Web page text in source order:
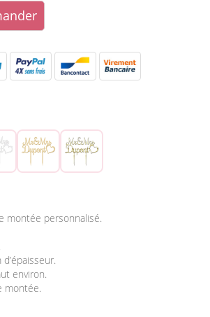
montée personnalisé.
environ.
montée.